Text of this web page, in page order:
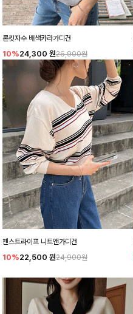
론킷자수 배색카라가디건
10%24,300 원26,900원
첸스트라이프 니트앤가디건
10%22,500 원24,900원